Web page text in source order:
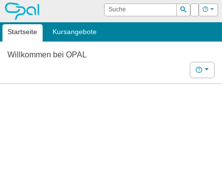
OPAL Suche
Suchen
Login Hilfe
Startseite Kursangebote
Willkommen bei OPAL
Hilfe